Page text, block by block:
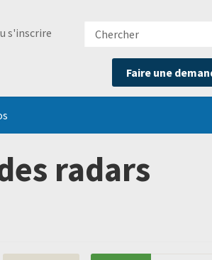
s'inscrire
Chercher
Faire une
radars